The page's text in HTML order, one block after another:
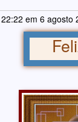
em 6 agosto